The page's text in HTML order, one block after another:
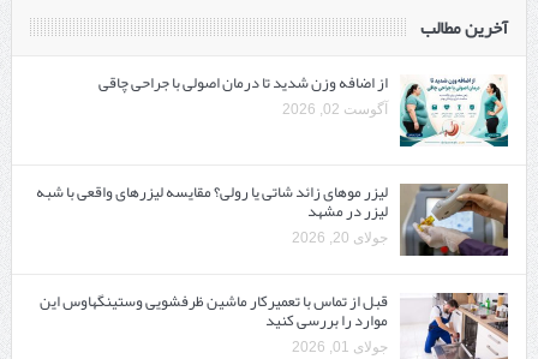
آخرین مطالب
از اضافه وزن شدید تا درمان اصولی با جراحی چاقی
آگوست 02, 2026
لیزر موهای زائد شاتی یا رولی؟ مقایسه لیزرهای واقعی با شبه‌
لیزر در مشهد
جولای 20, 2026
قبل از تماس با تعمیرکار ماشین ظرفشویی وستینگهاوس این
موارد را بررسی کنید
جولای 01, 2026